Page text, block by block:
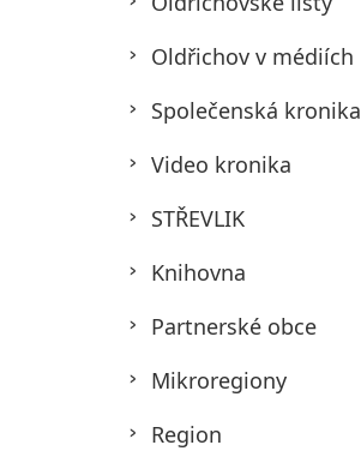
Oldřichov v médiích
Společenská kronika
Video kronika
STŘEVLIK
Knihovna
Partnerské obce
Mikroregiony
Region